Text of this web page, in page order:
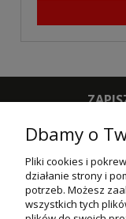
Dbamy o
Pliki cookies i
działanie strony i
potrzeb. Możesz
wszystkich tych